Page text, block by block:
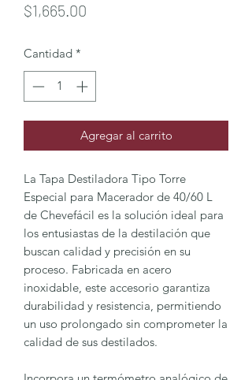
$1,665.00
Cantidad *
Agregar al carrito
La Tapa Destiladora Tipo Torre
Especial para Macerador de 40/60 L
de Chevefácil es la solución ideal para
los entusiastas de la destilación que
buscan calidad y precisión en su
proceso. Fabricada en acero
inoxidable, este accesorio garantiza
durabilidad y resistencia, permitiendo
un uso prolongado sin comprometer la
calidad de sus destilados.